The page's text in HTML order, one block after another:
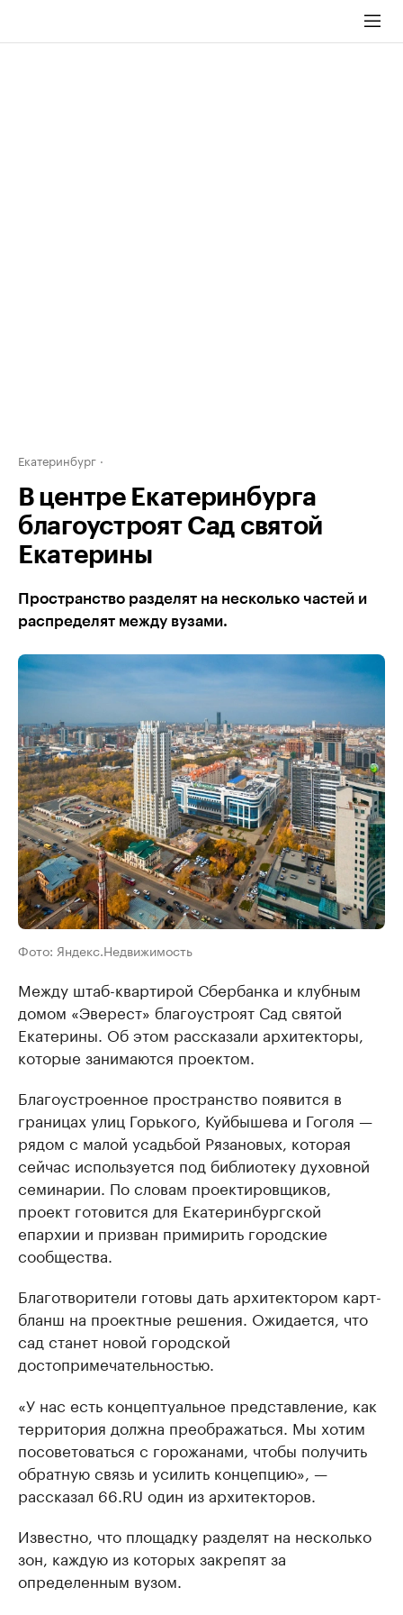
Екатеринбург
В центре Екатеринбурга
благоустроят Сад святой
Екатерины
Пространство разделят на несколько частей и
распределят между вузами.
Фото: Яндекс.Недвижимость
Между штаб-квартирой Сбербанка и клубным
домом «Эверест» благоустроят Сад святой
Екатерины. Об этом рассказали архитекторы,
которые занимаются проектом.
Благоустроенное пространство появится в
границах улиц Горького, Куйбышева и Гоголя —
рядом с малой усадьбой Рязановых, которая
сейчас используется под библиотеку духовной
семинарии. По словам проектировщиков,
проект готовится для Екатеринбургской
епархии и призван примирить городские
сообщества.
Благотворители готовы дать архитектором карт-
бланш на проектные решения. Ожидается, что
сад станет новой городской
достопримечательностью.
«У нас есть концептуальное представление, как
территория должна преображаться. Мы хотим
посоветоваться с горожанами, чтобы получить
обратную связь и усилить концепцию», —
рассказал 66.RU один из архитекторов.
Известно, что площадку разделят на несколько
зон, каждую из которых закрепят за
определенным вузом.